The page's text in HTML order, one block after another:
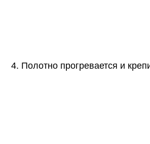
4. Полотно прогревается и